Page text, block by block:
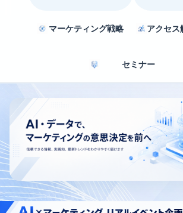
マーケティング戦略
セミナー